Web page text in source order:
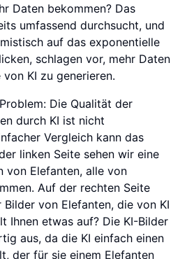
Daten bekommen? Das
umfassend durchsucht, und
auf das exponentielle
schlagen vor, mehr Daten
KI zu generieren.
Die Qualität der
durch KI ist nicht
Vergleich kann das
linken Seite sehen wir eine
von Elefanten, alle von
Auf der rechten Seite
Bilder von Elefanten, die von KI
Ihnen etwas auf? Die KI-Bilder
aus, da die KI einfach einen
der für sie einem Elefanten